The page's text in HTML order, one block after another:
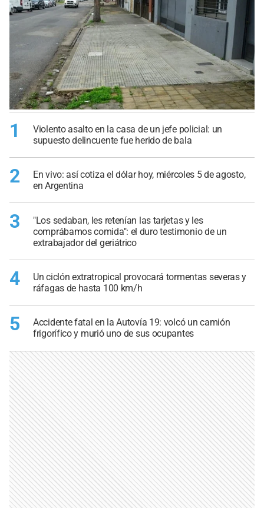
1
Violento asalto en la casa de un jefe policial: un
supuesto delincuente fue herido de bala
2
En vivo: así cotiza el dólar hoy, miércoles 5 de agosto,
en Argentina
3
"Los sedaban, les retenían las tarjetas y les
comprábamos comida": el duro testimonio de un
extrabajador del geriátrico
4
Un ciclón extratropical provocará tormentas severas y
ráfagas de hasta 100 km/h
5
Accidente fatal en la Autovía 19: volcó un camión
frigorífico y murió uno de sus ocupantes